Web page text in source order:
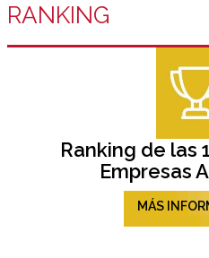
RANKING
Ranking de las
Empresas
MÁS